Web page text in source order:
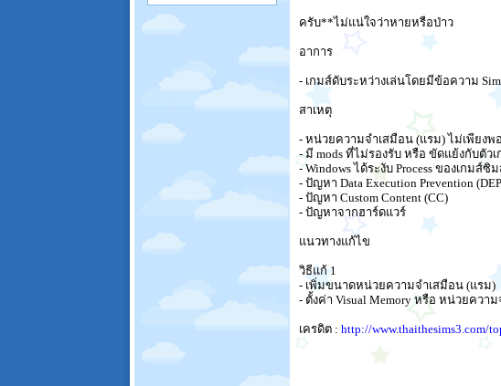
ครับ**ไม่แน่ใจว่าหายหรือป่าว
อาการ
- เกมส์ดับระหว่างเล่นโดยมีข้อความ
สาเหตุ
- หน่วยความจำเสมือน (แรม) ไม่เพียงพ
- มี mods ที่ไม่รองรับ หรือ ขัดแย้งกับตัวเ
- Windows ได้ระงับ Process ของเกมส์
- ปัญหา Data Execution Prevention
- ปัญหา Custom Content (CC)
- ปัญหาจากฮาร์ดแวร์
แนวทางแก้ไข
วิธีแก้ 1
- เพิ่มขนาดหน่วยความจำเสมือน (แรม)
- ตั้งค่า Visual Memory หรือ หน่วยความ
เครดิต : http://www.thaithesims3.com/